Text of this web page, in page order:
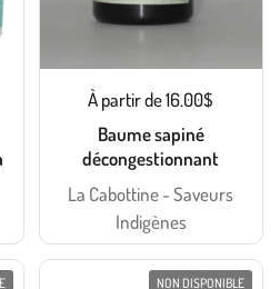
À partir de 16.00$
Baume sapiné
décongestionnant
La Cabottine - Saveurs
Indigènes
NON DISPONIBLE